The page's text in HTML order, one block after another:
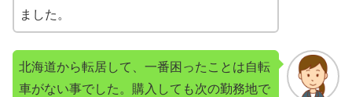
ました。
北海道から転居して、一番困ったことは自転
車がない事でした。購入しても次の勤務地で